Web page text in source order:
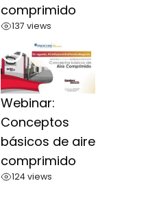
comprimido
137 views
Webinar:
Conceptos
básicos de aire
comprimido
124 views